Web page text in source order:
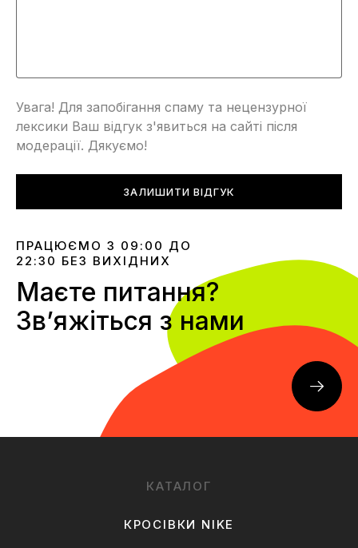
Увага! Для запобігання спаму та нецензурної
лексики Ваш відгук з'явиться на сайті після
модерації. Дякуємо!
ЗАЛИШИТИ ВІДГУК
ПРАЦЮЄМО З 09:00 ДО
22:30 БЕЗ ВИХІДНИХ
Маєте питання?
Звʼяжіться з нами
КАТАЛОГ
КРОСІВКИ NIKE